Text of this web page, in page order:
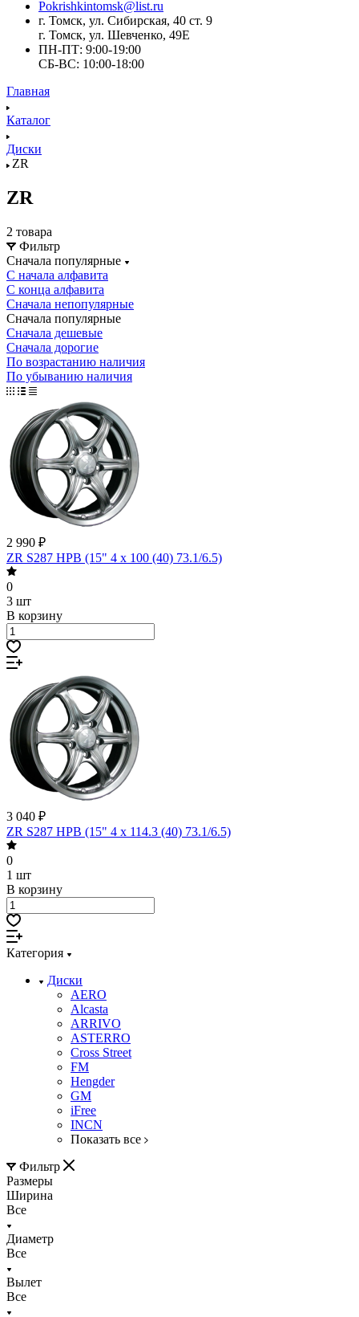
Pokrishkintomsk@list.ru
г. Томск, ул. Сибирская, 40 ст. 9
г. Томск, ул. Шевченко, 49Е
ПН-ПТ: 9:00-19:00
СБ-ВС: 10:00-18:00
Главная
Каталог
Диски
ZR
ZR
2 товара
Фильтр
Сначала популярные
С начала алфавита
С конца алфавита
Сначала непопулярные
Сначала популярные
Сначала дешевые
Сначала дорогие
По возрастанию наличия
По убыванию наличия
2 990 ₽
ZR S287 HPB (15" 4 x 100 (40) 73.1/6.5)
0
3 шт
В корзину
3 040 ₽
ZR S287 HPB (15" 4 х 114.3 (40) 73.1/6.5)
0
1 шт
В корзину
Категория
Диски
AERO
Alcasta
ARRIVO
ASTERRO
Cross Street
FM
Hengder
GM
iFree
INCN
Показать все
Фильтр
Размеры
Ширина
Все
Диаметр
Все
Вылет
Все